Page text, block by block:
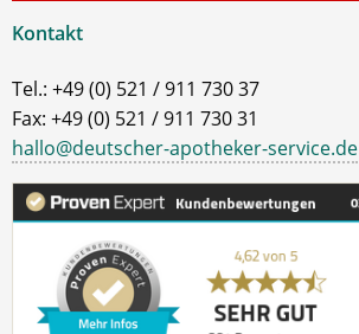
Kontakt
Tel.: +49 (0) 521 / 911 730 37
Fax: +49 (0) 521 / 911 730 31
hallo@deutscher-apotheker-service.de